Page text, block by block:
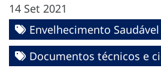
14 Set 2021
Envelhecimento Saudável
Documentos técnicos e